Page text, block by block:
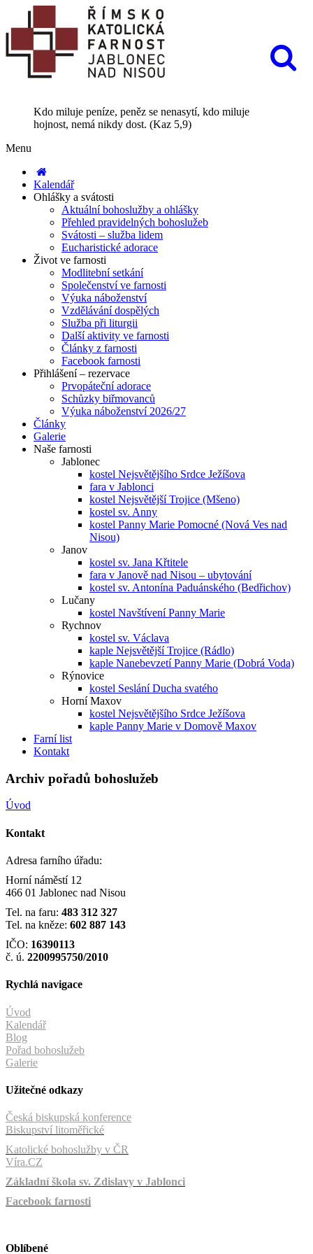
Kdo miluje peníze, peněz se nenasytí, kdo miluje
hojnost, nemá nikdy dost. (Kaz 5,9)
Menu
Kalendář
Ohlášky a svátosti
Aktuální bohoslužby a ohlášky
Přehled pravidelných bohoslužeb
Svátosti – služba lidem
Eucharistické adorace
Život ve farnosti
Modlitební setkání
Společenství ve farnosti
Výuka náboženství
Vzdělávání dospělých
Služba při liturgii
Další aktivity ve farnosti
Články z farnosti
Facebook farnosti
Přihlášení – rezervace
Prvopáteční adorace
Schůzky biřmovanců
Výuka náboženství 2026/27
Články
Galerie
Naše farnosti
Jablonec
kostel Nejsvětějšího Srdce Ježíšova
fara v Jablonci
kostel Nejsvětější Trojice (Mšeno)
kostel sv. Anny
kostel Panny Marie Pomocné (Nová Ves nad
Nisou)
Janov
kostel sv. Jana Křtitele
fara v Janově nad Nisou – ubytování
kostel sv. Antonína Paduánského (Bedřichov)
Lučany
kostel Navštívení Panny Marie
Rychnov
kostel sv. Václava
kaple Nejsvětější Trojice (Rádlo)
kaple Nanebevzetí Panny Marie (Dobrá Voda)
Rýnovice
kostel Seslání Ducha svatého
Horní Maxov
kostel Nejsvětějšího Srdce Ježíšova
kaple Panny Marie v Domově Maxov
Farní list
Kontakt
Archiv pořadů bohoslužeb
Úvod
Kontakt
Adresa farního úřadu:
Horní náměstí 12
466 01 Jablonec nad Nisou
Tel. na faru: 483 312 327
Tel. na kněze: 602 887 143
IČO: 16390113
č. ú. 2200995750/2010
Rychlá navigace
Úvod
Kalendář
Blog
Pořad bohoslužeb
Galerie
Užitečné odkazy
Česká biskupská konference
Biskupství litoměřické
Katolické bohoslužby v ČR
Víra.CZ
Základní škola sv. Zdislavy v Jablonci
Facebook farnosti
Oblíbené